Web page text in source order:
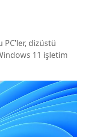
dizüstü
11 işletim